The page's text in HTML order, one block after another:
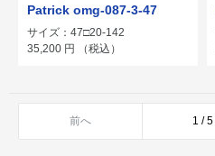
Patrick omg-087-3-47
サイズ：47□20-142
35,200 円 （税込）
前へ 1 / 5